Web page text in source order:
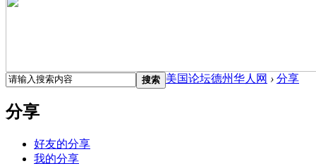
搜索 美国论坛德州华人网 › 分享
分享
好友的分享
我的分享